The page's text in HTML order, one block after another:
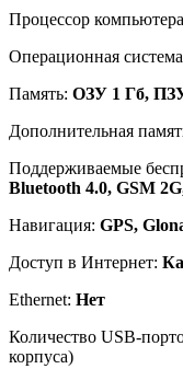
Процессор
Операционная
Память: ОЗУ 1 Гб,
Дополнительная
Поддерживаемые
Bluetooth 4.0, GSM
Навигация: GPS,
Доступ в Интернет:
Ethernet: Нет
Количество USB-
корпуса)